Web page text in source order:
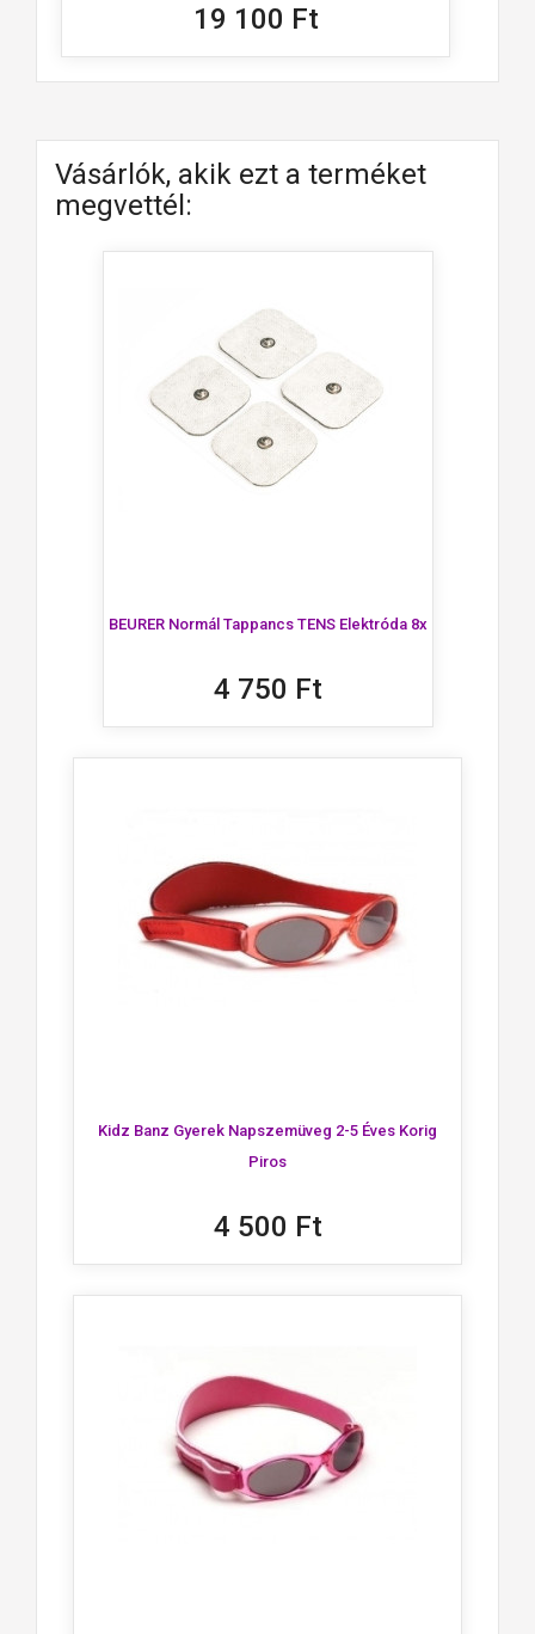
19 100 Ft
Vásárlók, akik ezt a terméket
megvettél:
BEURER Normál Tappancs TENS Elektróda 8x
4 750 Ft
Kidz Banz Gyerek Napszemüveg 2-5 Éves Korig
Piros
4 500 Ft